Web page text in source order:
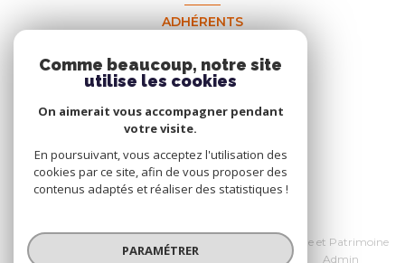
ADHÉRENTS
Nous adhérons
Données personnelles Home et Patrimoine
Nos partenaires
Admin
Comme beaucoup, notre site
utilise les cookies
On aimerait vous accompagner pendant
votre visite.
En poursuivant, vous acceptez l'utilisation des
cookies par ce site, afin de vous proposer des
contenus adaptés et réaliser des statistiques !
PARAMÉTRER